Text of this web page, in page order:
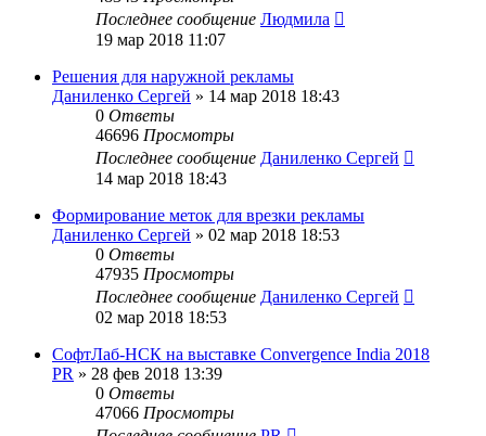
Последнее сообщение Людмила
19 мар 2018 11:07
Решения для наружной рекламы
Даниленко Сергей » 14 мар 2018 18:43
0 Ответы
46696 Просмотры
Последнее сообщение Даниленко Сергей
14 мар 2018 18:43
Формирование меток для врезки рекламы
Даниленко Сергей » 02 мар 2018 18:53
0 Ответы
47935 Просмотры
Последнее сообщение Даниленко Сергей
02 мар 2018 18:53
СофтЛаб-НСК на выставке Convergence India 2018
PR » 28 фев 2018 13:39
0 Ответы
47066 Просмотры